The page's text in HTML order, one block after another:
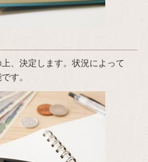
、決定します。状況によって
す。